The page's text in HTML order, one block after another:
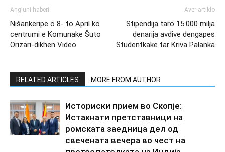
Angluni haberi
Nišankeripe o 8- to April ko
centrumi e Komunake Šuto
Orizari-dikhen Video
Aver artiklo
Stipendija taro 15.000 milja
denarija avdive dengapes
Studentkake tar Kriva Palanka
RELATED ARTICLES MORE FROM AUTHOR
Историски прием во Скопје:
Истакнати претставници на
ромската заедница дел од
свечената вечера во чест на